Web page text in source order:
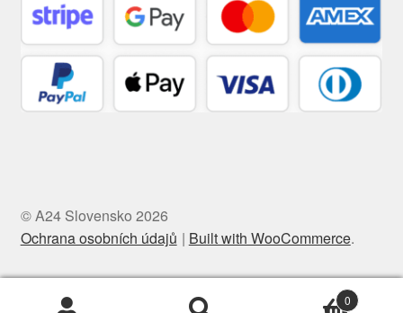
© A24 Slovensko 2026
Ochrana osobních údajů
Built with WooCommerce.
Vyhľadávanie
0